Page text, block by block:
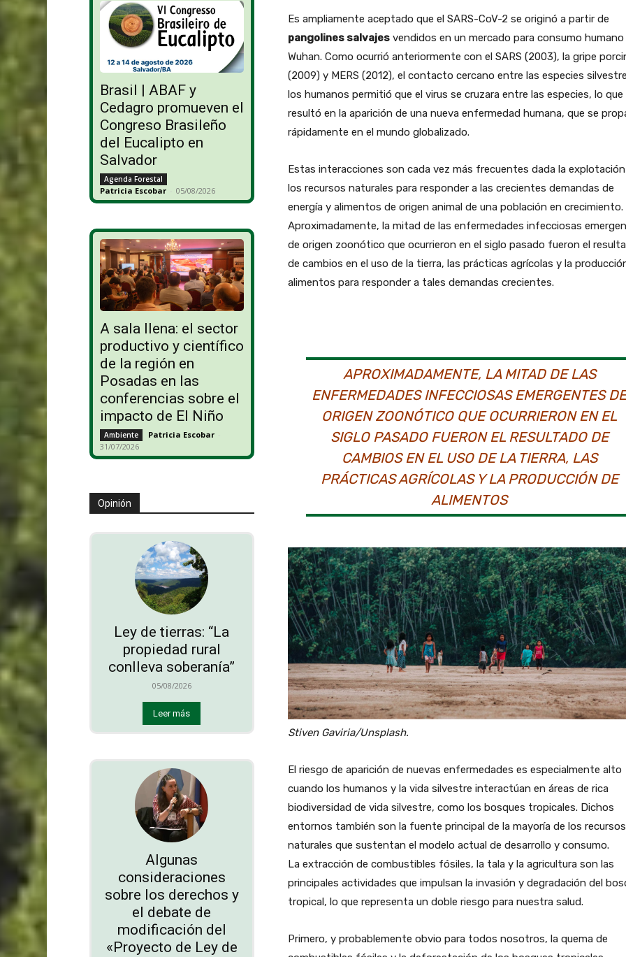
Brasil | ABAF y
Cedagro promueven el
Congreso Brasileño
del Eucalipto en
Salvador
Agenda Forestal
Patricia Escobar - 05/08/2026
A sala llena: el sector
productivo y científico
de la región en
Posadas en las
conferencias sobre el
impacto de El Niño
Ambiente Patricia Escobar -
31/07/2026
Opinión
Ley de tierras: “La
propiedad rural
conlleva soberanía”
05/08/2026
Leer más
Algunas
consideraciones
sobre los derechos y
el debate de
modificación del
«Proyecto de Ley de
Es ampliamente aceptado que el SARS-CoV-2 se originó a partir de
pangolines salvajesvendidos en un mercado para consumo humano
Wuhan. Como ocurrió anteriormente con el SARS (2003), la gripe
(2009) y MERS (2012), el contacto cercano entre las especies
los humanos permitió que el virus se cruzara entre las especies, lo que
resultó en la aparición de una nueva enfermedad humana, que se
rápidamente en el mundo globalizado.
Estas interacciones son cada vez más frecuentes dada la
los recursos naturales para responder a las crecientes demandas de
energía y alimentos de origen animal de una población en crecimiento.
Aproximadamente, la mitad de las enfermedades infecciosas
de origen zoonótico que ocurrieron en el siglo pasado fueron el
de cambios en el uso de la tierra, las prácticas agrícolas y la
alimentos para responder a tales demandas crecientes.
APROXIMADAMENTE, LA MITAD DE LAS
ENFERMEDADES INFECCIOSAS EMERGENTES
ORIGEN ZOONÓTICO QUE OCURRIERON EN EL
SIGLO PASADO FUERON EL RESULTADO DE
CAMBIOS EN EL USO DE LA TIERRA, LAS
PRÁCTICAS AGRÍCOLAS Y LA PRODUCCIÓN DE
ALIMENTOS
Stiven Gaviria/Unsplash.
El riesgo de aparición de nuevas enfermedades es especialmente alto
cuando los humanos y la vida silvestre interactúan en áreas de rica
biodiversidad de vida silvestre, como los bosques tropicales. Dichos
entornos también son la fuente principal de la mayoría de los recursos
naturales que sustentan el modelo actual de desarrollo y consumo.
La extracción de combustibles fósiles, la tala y la agricultura son las
principales actividades que impulsan la invasión y degradación del
tropical, lo que representa un doble riesgo para nuestra salud.
Primero, y probablemente obvio para todos nosotros, la quema de